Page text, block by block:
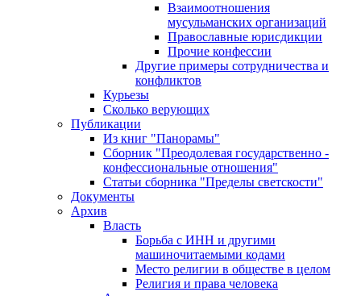
Взаимоотношения
мусульманских организаций
Православные юрисдикции
Прочие конфессии
Другие примеры сотрудничества и
конфликтов
Курьезы
Сколько верующих
Публикации
Из книг "Панорамы"
Сборник "Преодолевая государственно -
конфессиональные отношения"
Статьи сборника "Пределы светскости"
Документы
Архив
Власть
Борьба с ИНН и другими
машиночитаемыми кодами
Место религии в обществе в целом
Религия и права человека